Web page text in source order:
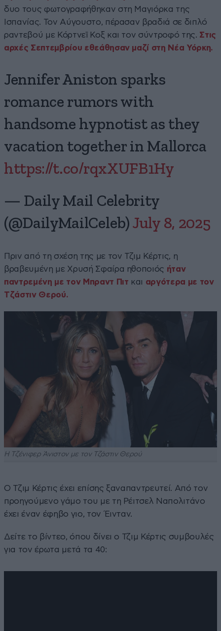
δυο τους φωτογραφήθηκαν στη Μαγιόρκα της
Ισπανίας. Τον Αύγουστο, πέρασαν βραδιά σε διπλό
ραντεβού με Κόρτνεϊ Κοξ και τον σύντροφό της. Στις
αρχές Σεπτεμβρίου εθεάθησαν μαζί στη Νέα Υόρκη.
Jennifer Aniston sparks
romance rumors with
handsome hypnotist as they
vacation together in Mallorca
https://t.co/rqxXUFB1Hy
— Daily Mail Celebrity
(@DailyMailCeleb) July 8, 2025
Πριν από τη σχέση της με τον Τζιμ Κέρτις, η
βραβευμένη με Χρυσή Σφαίρα ηθοποιός ήταν
παντρεμένη με τον Μπραντ Πιτ και αργότερα με τον
Τζάστιν Θερού.
Η Τζένιφερ Άνιστον με τον Τζάστιν Θερού
Ο Τζιμ Κέρτις έχει επίσης ξαναπαντρευτεί. Από τον
προηγούμενο γάμο του με τη Ρέιτσελ Ναπολιτάνο
έχει έναν έφηβο γιο, τον Έινταν.
Δείτε το βίντεο, όπου δίνει ο Τζιμ Κέρτις συμβουλές
για τον έρωτα μετά τα 40: